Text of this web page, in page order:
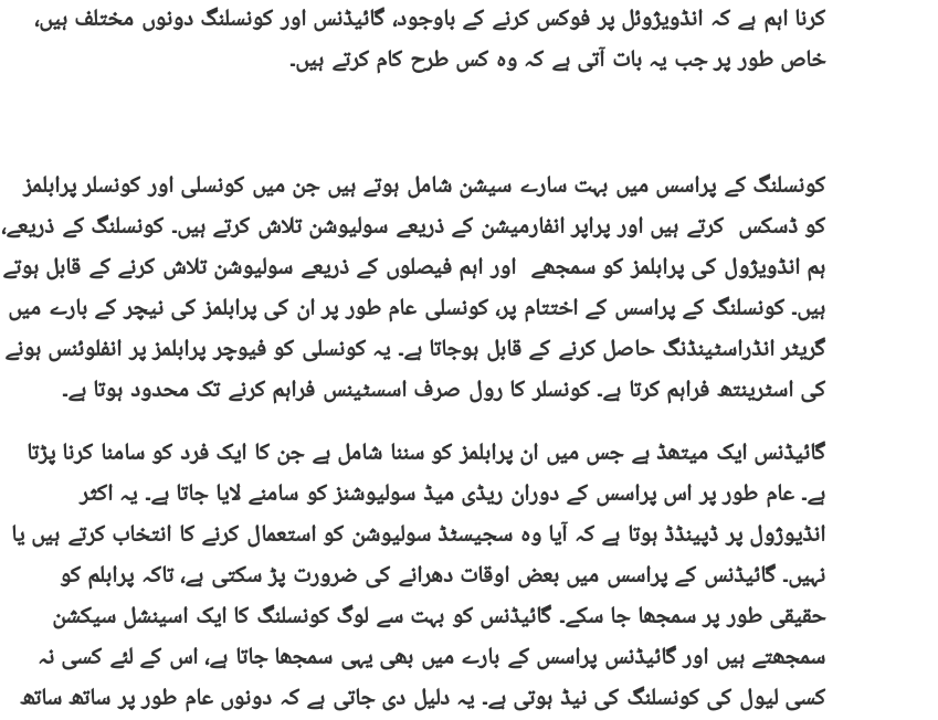
کرنا اہم ہے کہ انڈویژوئل پر فوکس کرنے کے باوجود، گائیڈنس اور کونسلنگ دونوں مختلف ہیں،
خاص طور پر جب یہ بات آتی ہے کہ وہ کس طرح کام کرتے ہیں۔
کونسلنگ کے پراسس میں بہت سارے سیشن شامل ہوتے ہیں جن میں کونسلی اور کونسلر پرابلمز
کو ڈسکس کرتے ہیں اور پراپر انفارمیشن کے ذریعے سولیوشن تلاش کرتے ہیں۔ کونسلنگ کے ذریعے،
ہم انڈویژول کی پرابلمز کو سمجھے اور اہم فیصلوں کے ذریعے سولیوشن تلاش کرنے کے قابل ہوتے
ہیں۔ کونسلنگ کے پراسس کے اختتام پر، کونسلی عام طور پر ان کی پرابلمز کی نیچر کے بارے میں
گریٹر انڈراسٹینڈنگ حاصل کرنے کے قابل ہوجاتا ہے۔ یہ کونسلی کو فیوچر پرابلمز پر انفلوئنس ہونے
کی اسٹرینتھ فراہم کرتا ہے۔ کونسلر کا رول صرف اسسٹینس فراہم کرنے تک محدود ہوتا ہے۔
گائیڈنس ایک میتھڈ ہے جس میں ان پرابلمز کو سننا شامل ہے جن کا ایک فرد کو سامنا کرنا پڑتا
ہے۔ عام طور پر اس پراسس کے دوران ریڈی میڈ سولیوشنز کو سامنے لایا جاتا ہے۔ یہ اکثر
انڈیوژول پر ڈپینڈڈ ہوتا ہے کہ آیا وہ سجیسٹڈ سولیوشن کو استعمال کرنے کا انتخاب کرتے ہیں یا
نہیں۔ گائیڈنس کے پراسس میں بعض اوقات دھرانے کی ضرورت پڑ سکتی ہے، تاکہ پرابلم کو
حقیقی طور پر سمجھا جا سکے۔ گائیڈنس کو بہت سے لوگ کونسلنگ کا ایک اسینشل سیکشن
سمجھتے ہیں اور گائیڈنس پراسس کے بارے میں بھی یہی سمجھا جاتا ہے، اس کے لئے کسی نہ
کسی لیول کی کونسلنگ کی نیڈ ہوتی ہے۔ یہ دلیل دی جاتی ہے کہ دونوں عام طور پر ساتھ ساتھ